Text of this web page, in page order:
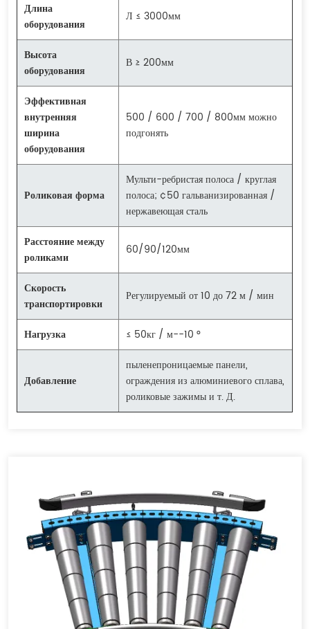
Длина
оборудования
Л ≤ 3000мм
Высота
оборудования
В ≥ 200мм
Эффективная
внутренняя
ширина
оборудования
500 / 600 / 700 / 800мм можно
подгонять
Роликовая форма
Мульти-ребристая полоса / круглая
полоса; ¢50 гальванизированная /
нержавеющая сталь
Расстояние между
роликами
60/90/120мм
Скорость
транспортировки
Регулируемый от 10 до 72 м / мин
Нагрузка ≤ 50кг / м--10 °
Добавление
пыленепроницаемые панели,
ограждения из алюминиевого сплава,
роликовые зажимы и т. Д.